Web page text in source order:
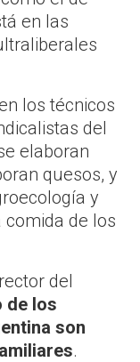
en las
los técnicos
del
elaboran
quesos, y
y
de los
del
de los
son
.